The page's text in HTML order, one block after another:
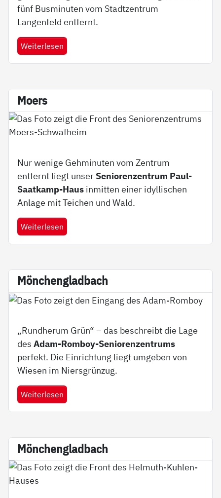
fünf Busminuten vom Stadtzentrum
Langenfeld entfernt.
Weiterlesen
Mo­ers
Nur wenige Gehminuten vom Zentrum
entfernt liegt unser Seniorenzentrum Paul-
Saatkamp-Haus inmitten einer idyllischen
Anlage mit Teichen und Wald.
Weiterlesen
Mön­chen­g­lad­bach
„Rundherum Grün“ – das beschreibt die Lage
desAdam-Romboy-Seniorenzentrums
perfekt. Die Einrichtung liegt umgeben von
Wiesen im Niersgrünzug.
Weiterlesen
Mön­chen­g­lad­bach